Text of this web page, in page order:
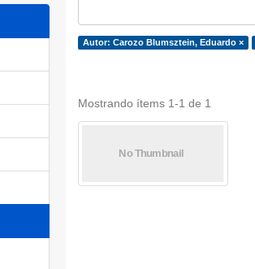
Autor: Carozo Blumsztein, Eduardo ×
Mostrando ítems 1-1 de 1